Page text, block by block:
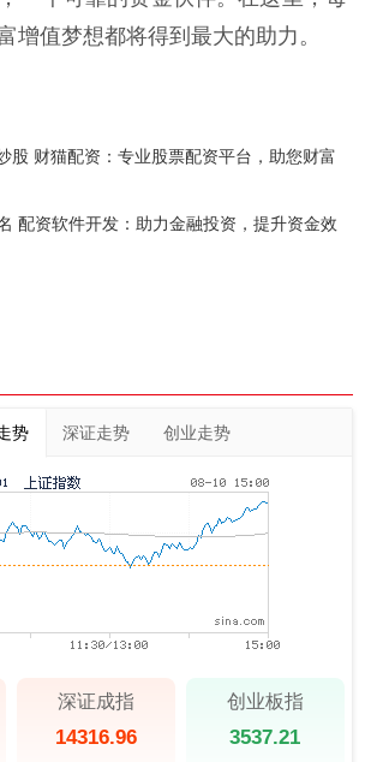
增值梦想都将得到最大的助力。
股 财猫配资：专业股票配资平台，助您财富
配资软件开发：助力金融投资，提升资金效
势 深证走势 创业走势
深证成指
14316.96
创业板指
3537.21